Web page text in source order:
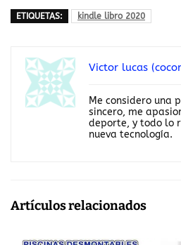
ETIQUETAS: kindle libro 2020
Victor lucas
Me considero una
sincero, me
deporte, y todo lo
nueva tecnología.
Artículos relacionados